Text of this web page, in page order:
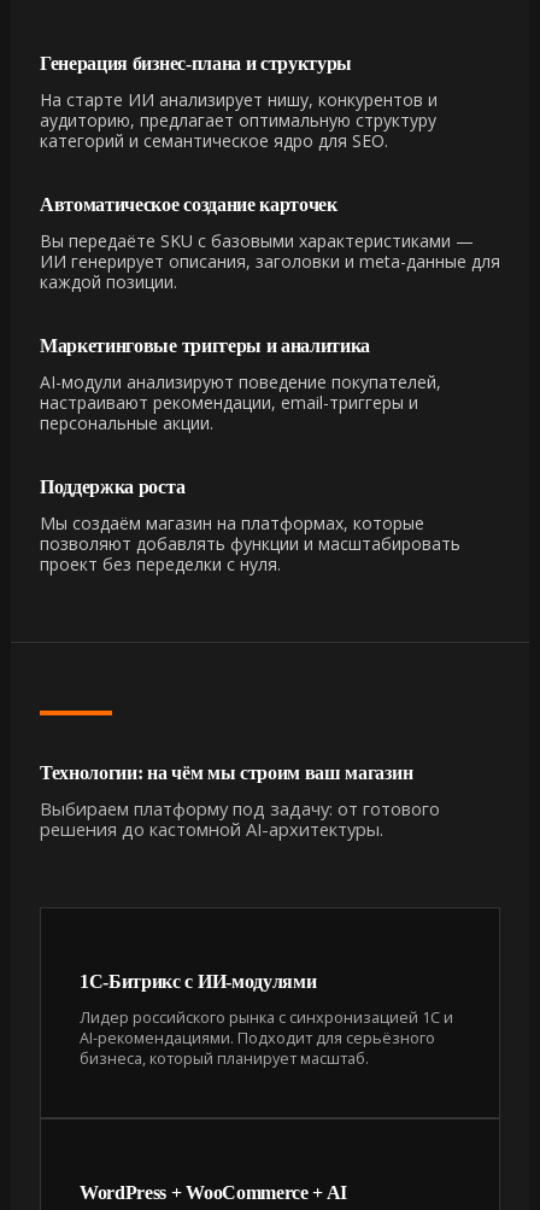
Генерация бизнес-плана и структуры
На старте ИИ анализирует нишу, конкурентов и
аудиторию, предлагает оптимальную структуру
категорий и семантическое ядро для SEO.
Автоматическое создание карточек
Вы передаёте SKU с базовыми характеристиками —
ИИ генерирует описания, заголовки и meta-данные для
каждой позиции.
Маркетинговые триггеры и аналитика
AI-модули анализируют поведение покупателей,
настраивают рекомендации, email-триггеры и
персональные акции.
Поддержка роста
Мы создаём магазин на платформах, которые
позволяют добавлять функции и масштабировать
проект без переделки с нуля.
Технологии: на чём мы строим ваш магазин
Выбираем платформу под задачу: от готового
решения до кастомной AI-архитектуры.
1С-Битрикс с ИИ-модулями
Лидер российского рынка с синхронизацией 1С и
AI-рекомендациями. Подходит для серьёзного
бизнеса, который планирует масштаб.
WordPress + WooCommerce + AI